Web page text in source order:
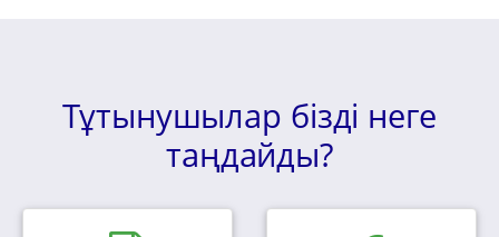
Тұтынушылар бізді неге
таңдайды?